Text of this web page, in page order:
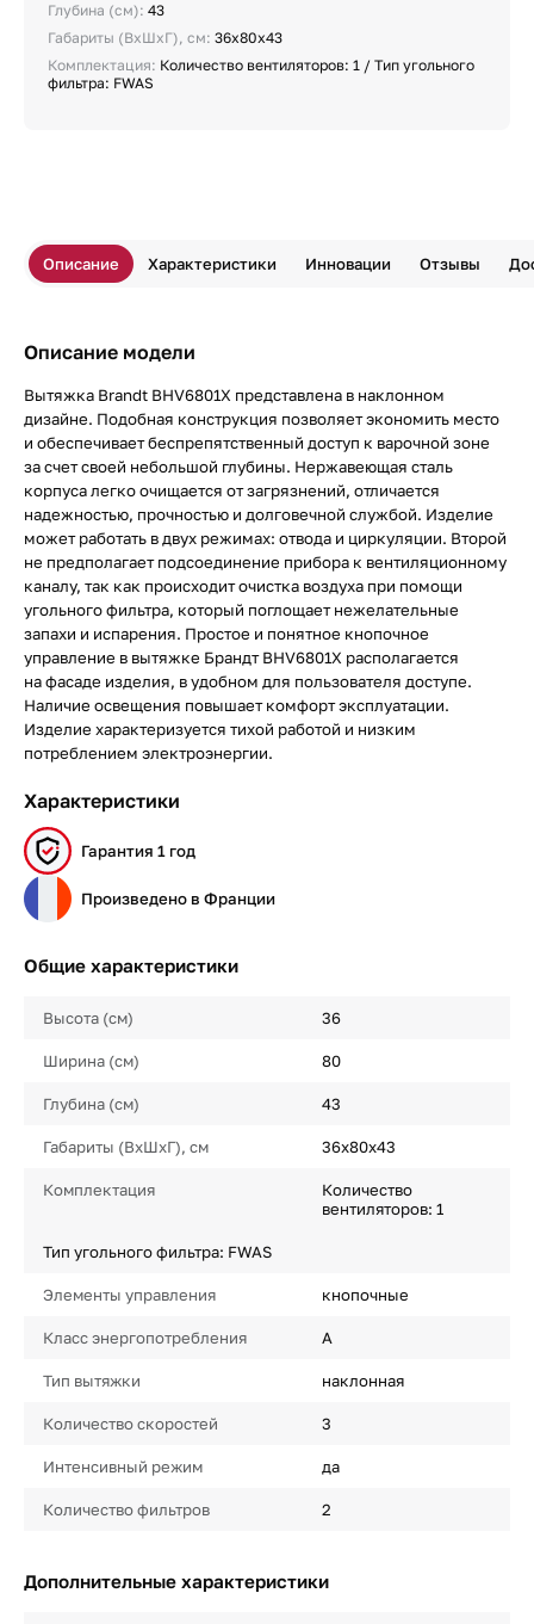
Глубина (см): 43
Габариты (ВхШхГ), см: 36x80x43
Комплектация: Количество вентиляторов: 1 / Тип угольного
фильтра: FWAS
Описание Характеристики Инновации Отзывы
Описание модели
Вытяжка Brandt BHV6801X представлена в наклонном
дизайне. Подобная конструкция позволяет экономить место
и обеспечивает беспрепятственный доступ к варочной зоне
за счет своей небольшой глубины. Нержавеющая сталь
корпуса легко очищается от загрязнений, отличается
надежностью, прочностью и долговечной службой. Изделие
может работать в двух режимах: отвода и циркуляции. Второй
не предполагает подсоединение прибора к вентиляционному
каналу, так как происходит очистка воздуха при помощи
угольного фильтра, который поглощает нежелательные
запахи и испарения. Простое и понятное кнопочное
управление в вытяжке Брандт BHV6801X располагается
на фасаде изделия, в удобном для пользователя доступе.
Наличие освещения повышает комфорт эксплуатации.
Изделие характеризуется тихой работой и низким
потреблением электроэнергии.
Характеристики
Гарантия 1 год
Произведено в Франции
Общие характеристики
Высота (см) 36
Ширина (см) 80
Глубина (см) 43
Габариты (ВхШхГ), см 36x80x43
Комплектация
Количество
вентиляторов: 1
Тип угольного фильтра: FWAS
Элементы управления кнопочные
Класс энергопотребления A
Тип вытяжки наклонная
Количество скоростей 3
Интенсивный режим да
Количество фильтров 2
Дополнительные характеристики